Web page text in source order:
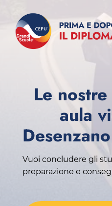
Le
aula
Vuoi concludere gli
preparazione e